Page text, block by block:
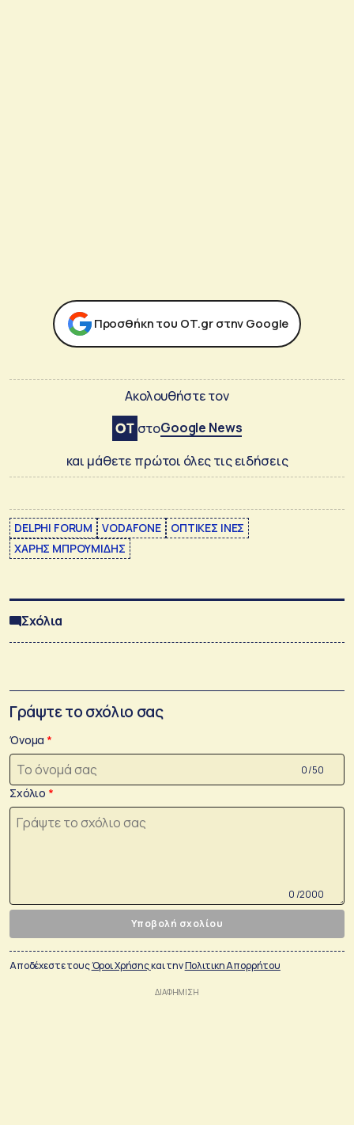
Προσθήκη του ΟΤ.gr στην Google
Ακολουθήστε τον
στοGoogle News
και μάθετε πρώτοι όλες τις ειδήσεις
DELPHI FORUM VODAFONE
ΟΠΤΙΚΕΣ ΙΝΕΣ
ΧΑΡΗΣ ΜΠΡΟΥΜΙΔΗΣ
Σχόλια
Γράψτε το σχόλιο σας
Όνομα
0 /50
Σχόλιο
0 /2000
Υποβολή σχολίου
Αποδέχεστε τουςΌροι Χρήσηςκαι τηνΠολιτικη Απορρήτου